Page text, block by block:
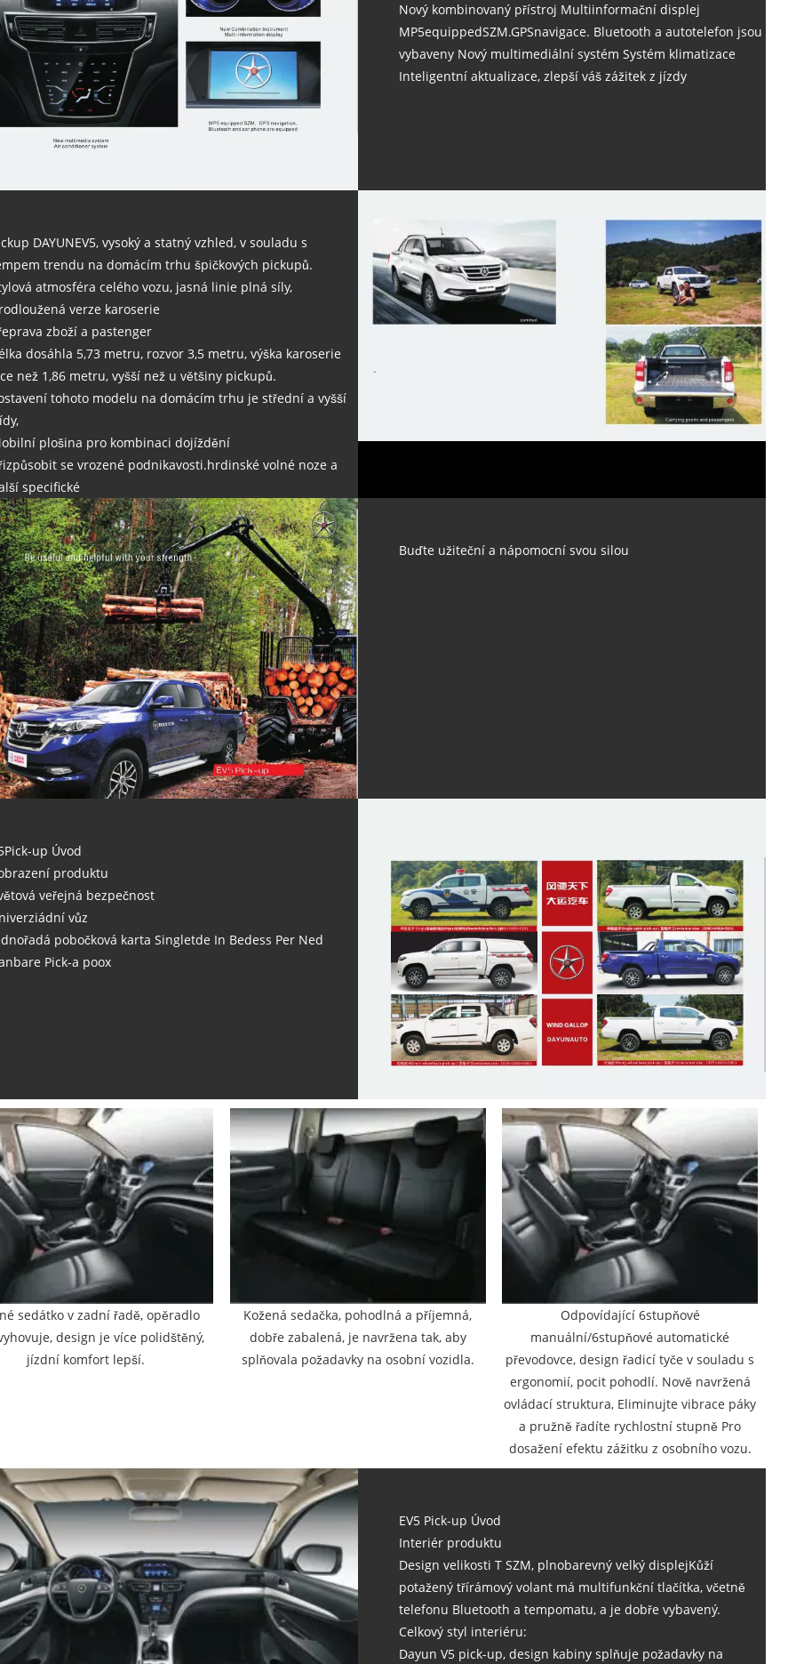
Nový kombinovaný přístroj Multiinformační displej
MP5equippedSZM.GPSnavigace. Bluetooth a autotelefon jsou
vybaveny Nový multimediální systém Systém klimatizace
Inteligentní aktualizace, zlepší váš zážitek z jízdy
DAYUNEV5, vysoký a statný vzhled, v souladu s
trendu na domácím trhu špičkových pickupů.
atmosféra celého vozu, jasná linie plná síly,
verze karoserie
zboží a pastenger
dosáhla 5,73 metru, rozvor 3,5 metru, výška karoserie
než 1,86 metru, vyšší než u většiny pickupů.
tohoto modelu na domácím trhu je střední a vyšší
plošina pro kombinaci dojíždění
se vrozené podnikavosti.hrdinské volné noze a
specifické
Buďte užiteční a nápomocní svou silou
up Úvod
produktu
veřejná bezpečnost
vůz
pobočková karta Singletde In Bedess Per Ned
Pick-a poox
sedátko v zadní řadě, opěradlo
design je více polidštěný,
jízdní komfort lepší.
Kožená sedačka, pohodlná a příjemná,
dobře zabalená, je navržena tak, aby
splňovala požadavky na osobní vozidla.
Odpovídající 6stupňové
manuální/6stupňové automatické
převodovce, design řadicí tyče v souladu s
ergonomií, pocit pohodlí. Nově navržená
ovládací struktura, Eliminujte vibrace páky
a pružně řadíte rychlostní stupně Pro
dosažení efektu zážitku z osobního vozu.
EV5 Pick-up Úvod
Interiér produktu
Design velikosti T SZM, plnobarevný velký displejKůží
potažený třírámový volant má multifunkční tlačítka, včetně
telefonu Bluetooth a tempomatu, a je dobře vybavený.
Celkový styl interiéru:
Dayun V5 pick-up, design kabiny splňuje požadavky na